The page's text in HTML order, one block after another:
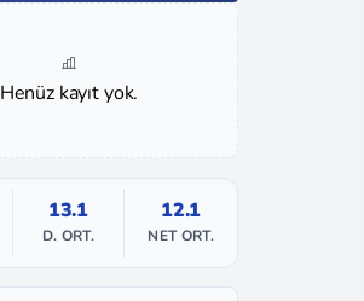
Henüz kayıt yok.
13.1
D. ORT.
12.1
NET ORT.